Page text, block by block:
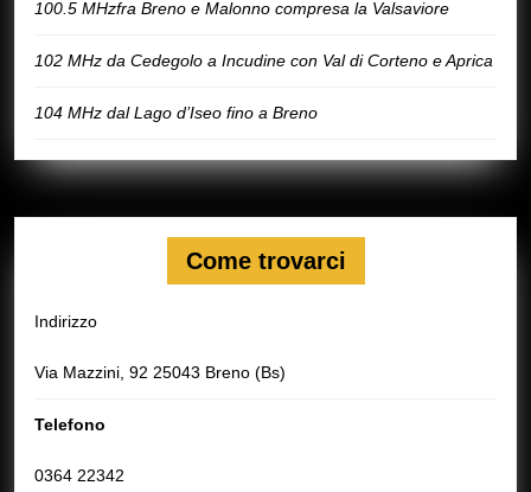
100.5 MHzfra Breno e Malonno compresa la Valsaviore
102 MHz da Cedegolo a Incudine con Val di Corteno e Aprica
104 MHz dal Lago d’Iseo fino a Breno
Come trovarci
Indirizzo
Via Mazzini, 92 25043 Breno (Bs)
Telefono
0364 22342